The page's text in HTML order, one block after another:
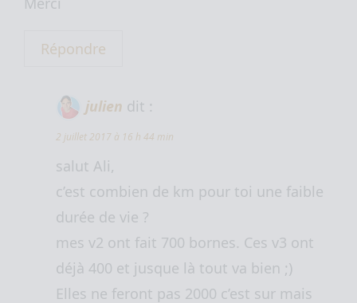
Répondre
julien dit :
2 juillet 2017 à 16 h 44 min
salut Ali,
c’est combien de km pour toi une faible
durée de vie ?
mes v2 ont fait 700 bornes. Ces v3 ont
déjà 400 et jusque là tout va bien ;)
Elles ne feront pas 2000 c’est sur mais